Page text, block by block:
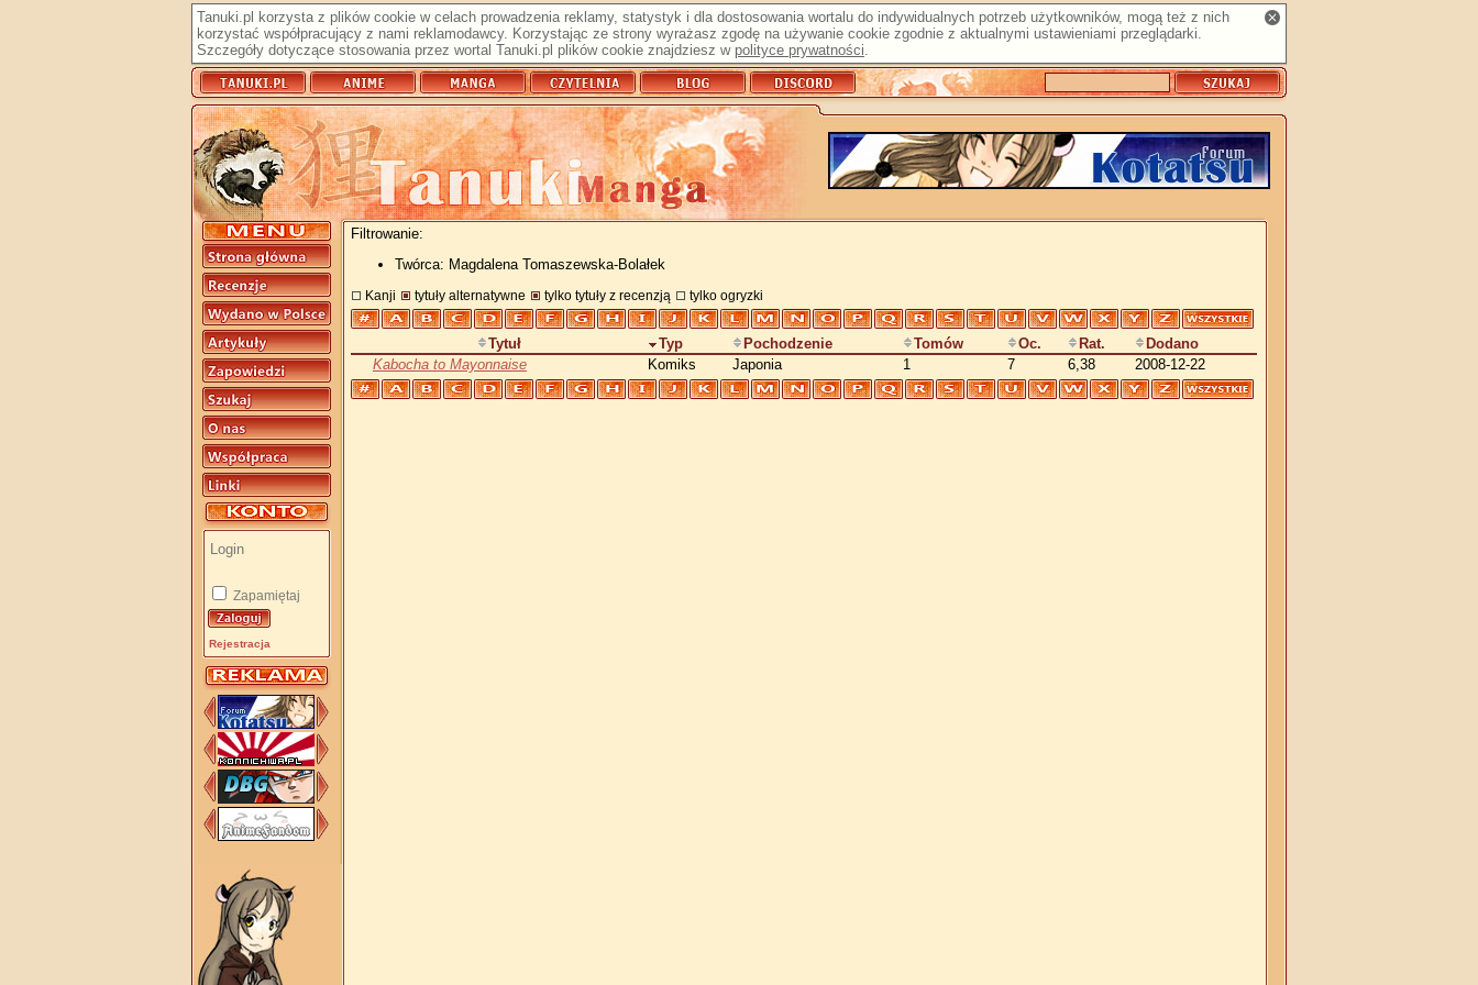
Tanuki.pl korzysta z plików cookie w celach prowadzenia reklamy, statystyk i dla dostosowania wortalu do indywidualnych potrzeb użytkowników, mogą też z nich
korzystać współpracujący z nami reklamodawcy. Korzystając ze strony wyrażasz zgodę na używanie cookie zgodnie z aktualnymi ustawieniami przeglądarki.
Szczegóły dotyczące stosowania przez wortal Tanuki.pl plików cookie znajdziesz w polityce prywatności.
Zapamiętaj
Rejestracja
Filtrowanie:
Twórca: Magdalena Tomaszewska-Bolałek
Kanji tytuły alternatywne tylko tytuły z recenzją tylko ogryzki
Tytuł Typ Pochodzenie Tomów Oc. Rat.
Dodano
Kabocha to Mayonnaise
Komiks Japonia 1 7 6,38 2008-12-22